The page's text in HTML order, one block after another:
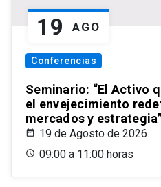
19 AGO
Conferencias
Seminario: “El Activo
el envejecimiento
mercados y
19 de Agosto de 2026
09:00 a 11:00 horas